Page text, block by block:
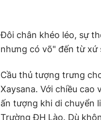
Đôi chân khéo léo, sự
nhưng có võ" đến từ xứ
Cầu thủ tượng trưng
Xaysana. Với chiều cao
ấn tượng khi di chuyển
Trường ĐH Lào. Dù